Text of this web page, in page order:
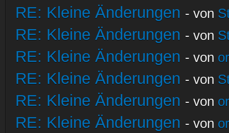
RE: Kleine Änderungen - von
RE: Kleine Änderungen - von
RE: Kleine Änderungen - von
RE: Kleine Änderungen - von
RE: Kleine Änderungen - von
RE: Kleine Änderungen - von